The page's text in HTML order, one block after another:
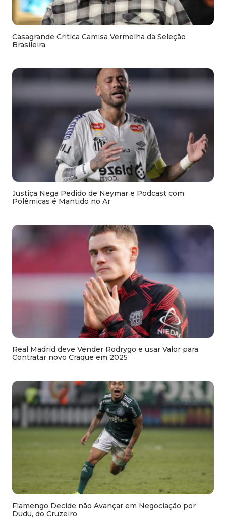
Casagrande Critica Camisa Vermelha da Seleção
Brasileira
Justiça Nega Pedido de Neymar e Podcast com
Polêmicas é Mantido no Ar
Real Madrid deve Vender Rodrygo e usar Valor para
Contratar novo Craque em 2025
Flamengo Decide não Avançar em Negociação por
Dudu, do Cruzeiro